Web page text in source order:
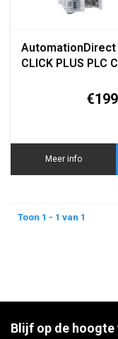
AutomationDirect
CLICK PLUS PLC
Meer info
Toon 1 - 1 van 1
Blijf op de hoogte